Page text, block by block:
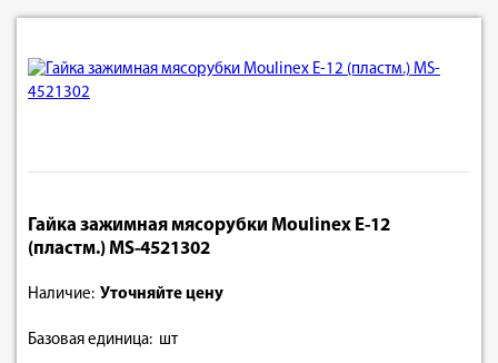
Гайка зажимная мясорубки Moulinex E-12
(пластм.) MS-4521302
Наличие: Уточняйте цену
Базовая единица: шт